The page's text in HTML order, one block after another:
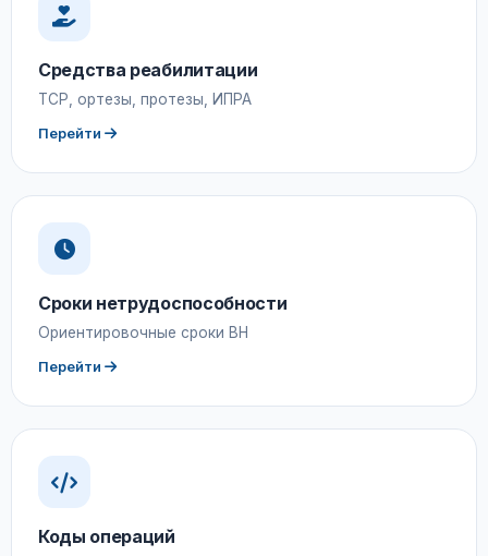
Средства реабилитации
ТСР, ортезы, протезы, ИПРА
Перейти
Сроки нетрудоспособности
Ориентировочные сроки ВН
Перейти
Коды операций